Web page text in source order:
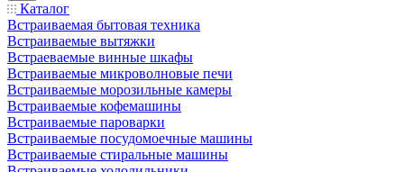
Каталог
Встраиваемая бытовая техника
Встраиваемые вытяжки
Встраеваемые винные шкафы
Встраиваемые микроволновые печи
Встраиваемые морозильные камеры
Встраиваемые кофемашины
Встраиваемые пароварки
Встраиваемые посудомоечные машины
Встраиваемые стиральные машины